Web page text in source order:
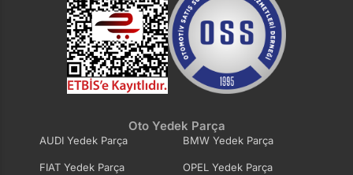
Oto Yedek Parça
AUDI Yedek Parça BMW Yedek Parça
FIAT Yedek Parça OPEL Yedek Parça